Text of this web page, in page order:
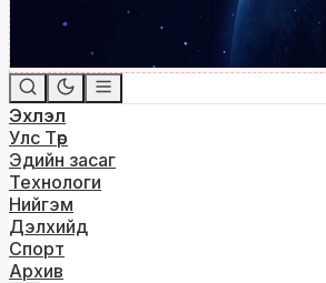
Эхлэл
Улс Төр
Эдийн засаг
Технологи
Нийгэм
Дэлхийд
Спорт
Архив